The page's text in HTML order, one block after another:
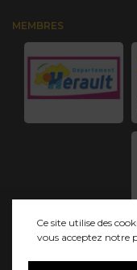
MEMBRES
Ce site utilise des
vous acceptez notre